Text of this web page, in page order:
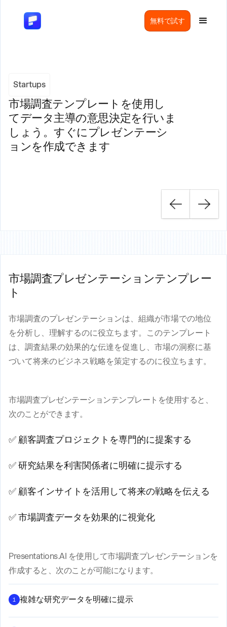
無料で試す
Startups
市場調査テンプレートを使用し
てデータ主導の意思決定を行いま
しょう。すぐにプレゼンテーシ
ョンを作成できます
市場調査プレゼンテーションテンプレー
ト
市場調査のプレゼンテーションは、組織が市場での地位
を分析し、理解するのに役立ちます。このテンプレート
は、調査結果の効果的な伝達を促進し、市場の洞察に基
づいて将来のビジネス戦略を策定するのに役立ちます。
市場調査プレゼンテーションテンプレートを使用すると、
次のことができます。
✅ 顧客調査プロジェクトを専門的に提案する
✅ 研究結果を利害関係者に明確に提示する
✅ 顧客インサイトを活用して将来の戦略を伝える
✅ 市場調査データを効果的に視覚化
Presentations.AI を使用して市場調査プレゼンテーションを
作成すると、次のことが可能になります。
1 複雑な研究データを明確に提示